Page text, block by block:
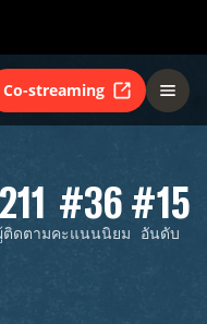
Co-streaming
211
ติดตาม
#36
คะแนนนิยม
#15
อันดับ